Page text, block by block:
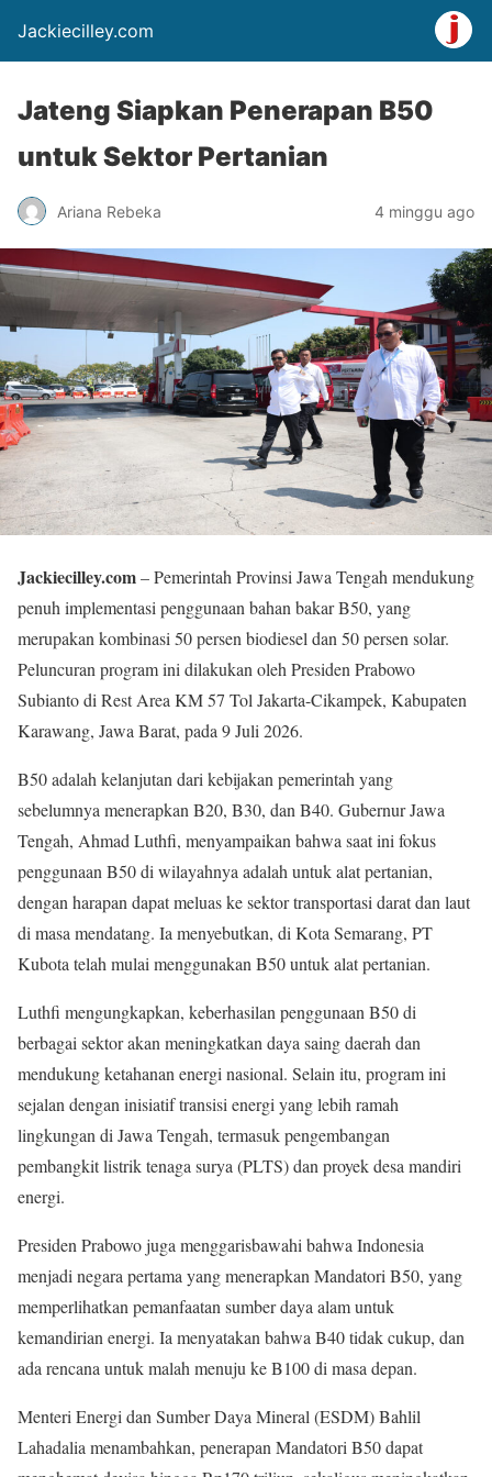
Jackiecilley.com
Jateng Siapkan Penerapan B50
untuk Sektor Pertanian
Ariana Rebeka 4 minggu ago
Jackiecilley.com– Pemerintah Provinsi Jawa Tengah mendukung
penuh implementasi penggunaan bahan bakar B50, yang
merupakan kombinasi 50 persen biodiesel dan 50 persen solar.
Peluncuran program ini dilakukan oleh Presiden Prabowo
Subianto di Rest Area KM 57 Tol Jakarta-Cikampek, Kabupaten
Karawang, Jawa Barat, pada 9 Juli 2026.
B50 adalah kelanjutan dari kebijakan pemerintah yang
sebelumnya menerapkan B20, B30, dan B40. Gubernur Jawa
Tengah, Ahmad Luthfi, menyampaikan bahwa saat ini fokus
penggunaan B50 di wilayahnya adalah untuk alat pertanian,
dengan harapan dapat meluas ke sektor transportasi darat dan laut
di masa mendatang. Ia menyebutkan, di Kota Semarang, PT
Kubota telah mulai menggunakan B50 untuk alat pertanian.
Luthfi mengungkapkan, keberhasilan penggunaan B50 di
berbagai sektor akan meningkatkan daya saing daerah dan
mendukung ketahanan energi nasional. Selain itu, program ini
sejalan dengan inisiatif transisi energi yang lebih ramah
lingkungan di Jawa Tengah, termasuk pengembangan
pembangkit listrik tenaga surya (PLTS) dan proyek desa mandiri
energi.
Presiden Prabowo juga menggarisbawahi bahwa Indonesia
menjadi negara pertama yang menerapkan Mandatori B50, yang
memperlihatkan pemanfaatan sumber daya alam untuk
kemandirian energi. Ia menyatakan bahwa B40 tidak cukup, dan
ada rencana untuk malah menuju ke B100 di masa depan.
Menteri Energi dan Sumber Daya Mineral (ESDM) Bahlil
Lahadalia menambahkan, penerapan Mandatori B50 dapat